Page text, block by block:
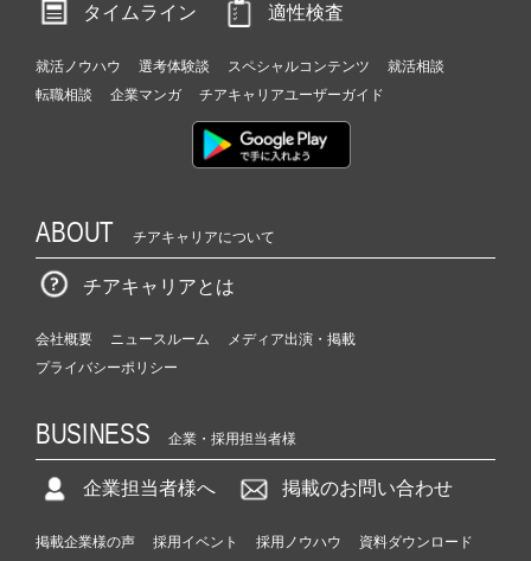
タイムライン
適性検査
就活ノウハウ 選考体験談 スペシャルコンテンツ
就活相談
転職相談
企業マンガ チアキャリアユーザーガイド
ABOUT チアキャリアについて
チアキャリアとは
会社概要 ニュースルーム
メディア出演・掲載
プライバシーポリシー
BUSINESS 企業・採用担当者様
企業担当者様へ 掲載のお問い合わせ
掲載企業様の声 採用イベント 採用ノウハウ
資料ダウンロード